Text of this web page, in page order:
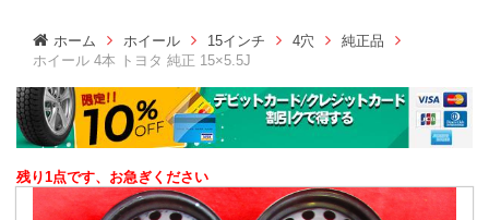
i
o
n
ホーム ホイール 15インチ 4穴
純正品
ホイール 4本 トヨタ 純正 15×5.5J
残り1点です、お急ぎください